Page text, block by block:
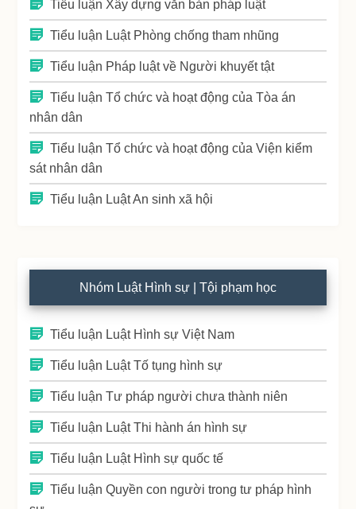
Tiểu luận Xây dựng văn bản pháp luật
Tiểu luận Luật Phòng chống tham nhũng
Tiểu luận Pháp luật về Người khuyết tật
Tiểu luận Tổ chức và hoạt động của Tòa án
nhân dân
Tiểu luận Tổ chức và hoạt động của Viện kiểm
sát nhân dân
Tiểu luận Luật An sinh xã hội
Nhóm Luật Hình sự | Tội phạm học
Tiểu luận Luật Hình sự Việt Nam
Tiểu luận Luật Tố tụng hình sự
Tiểu luận Tư pháp người chưa thành niên
Tiểu luận Luật Thi hành án hình sự
Tiểu luận Luật Hình sự quốc tế
Tiểu luận Quyền con người trong tư pháp hình